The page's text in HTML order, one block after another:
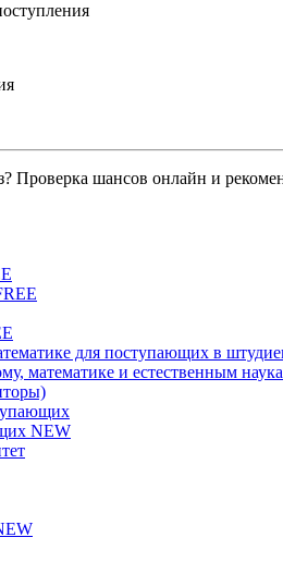
Проверка шансов онлайн и
для поступающих в
математике и естественным
NEW